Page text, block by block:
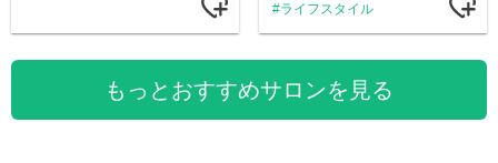
ライフスタイル
もっとおすすめサロンを見る